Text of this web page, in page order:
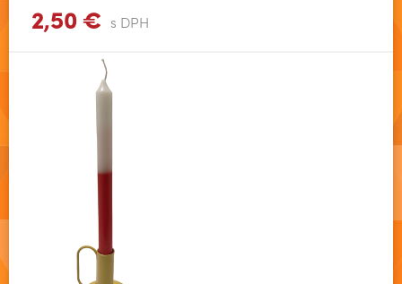
2,50 € s DPHZobraziť viac